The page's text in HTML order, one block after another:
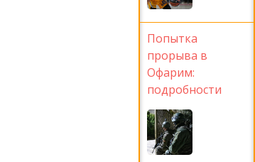
Попытка
прорыва в
Офарим:
подробности